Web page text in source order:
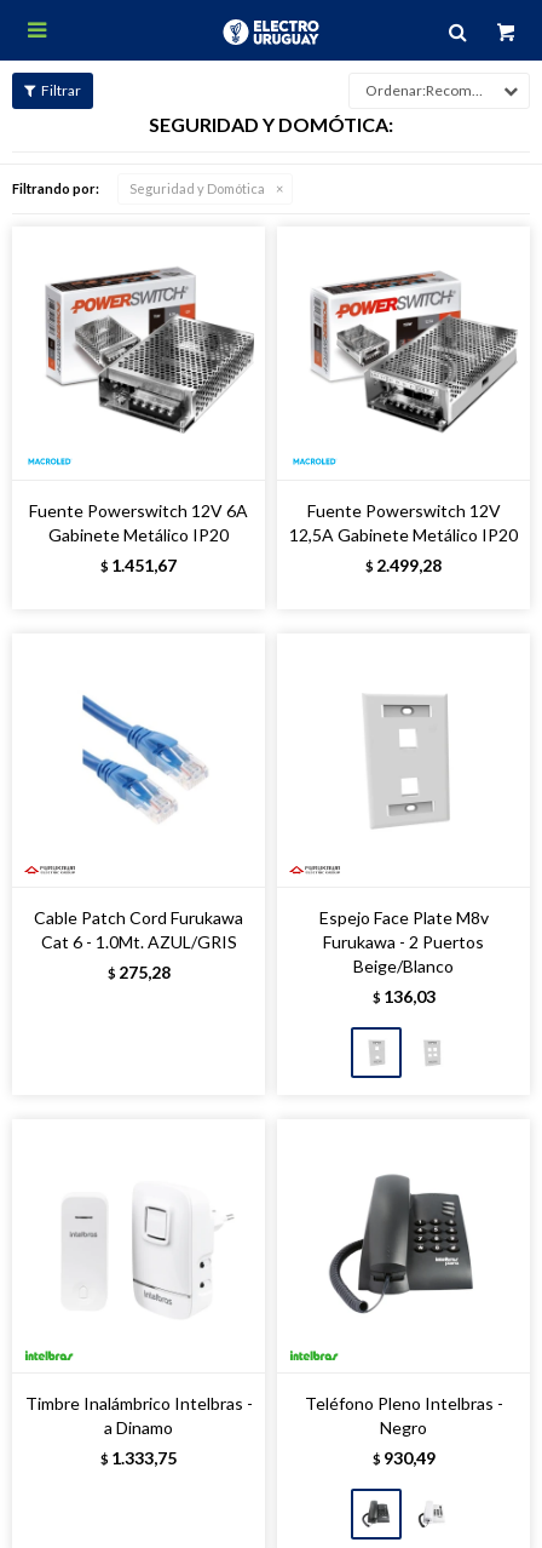

Recomendados
SEGURIDAD Y DOMÓTICA:
Filtrando por: Seguridad y Domótica
Fuente Powerswitch 12V 6A
Gabinete Metálico IP20
$ 1.451,67
Fuente Powerswitch 12V
12,5A Gabinete Metálico IP20
$ 2.499,28
Cable Patch Cord Furukawa
Cat 6 - 1.0Mt. AZUL/GRIS
$ 275,28
Espejo Face Plate M8v
Furukawa - 2 Puertos
Beige/Blanco
$ 136,03
Timbre Inalámbrico Intelbras -
a Dinamo
$ 1.333,75
Teléfono Pleno Intelbras -
Negro
$ 930,49